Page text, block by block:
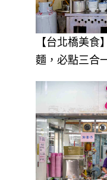
【台北橋美食
麵，必點三合